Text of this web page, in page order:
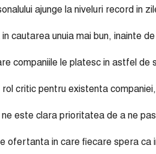
ajunge la niveluri record in
in cautarea unuia mai bun, inainte
companiile le platesc in astfel
rol critic pentru existenta
este clara prioritatea de a ne
ofertanta in care fiecare spera ca